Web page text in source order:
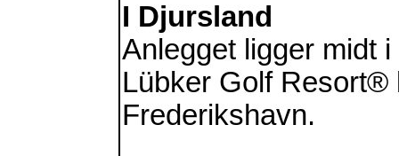
I Djursland
Anlegget ligger midt
Lübker Golf Resort®
Frederikshavn.